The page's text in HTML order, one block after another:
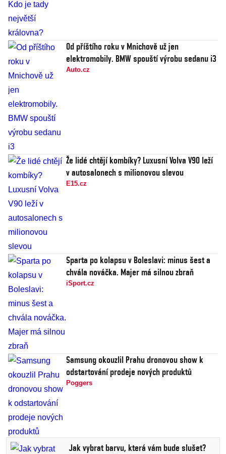
Od příštího roku v Mnichově už jen
elektromobily. BMW spouští výrobu sedanu i3
Auto.cz
Že lidé chtějí kombíky? Luxusní Volva V90 leží
v autosalonech s milionovou slevou
E15.cz
Sparta po kolapsu v Boleslavi: minus šest a
chvála nováčka. Majer má silnou zbraň
iSport.cz
Samsung okouzlil Prahu dronovou show k
odstartování prodeje nových produktů
Poggers
Jak vybrat barvu, která vám bude slušet?